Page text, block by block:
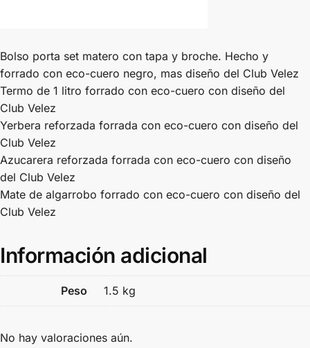
Bolso porta set matero con tapa y broche. Hecho y
forrado con eco-cuero negro, mas diseño del Club Velez
Termo de 1 litro forrado con eco-cuero con diseño del
Club Velez
Yerbera reforzada forrada con eco-cuero con diseño del
Club Velez
Azucarera reforzada forrada con eco-cuero con diseño
del Club Velez
Mate de algarrobo forrado con eco-cuero con diseño del
Club Velez
Información adicional
Peso 1.5 kg
No hay valoraciones aún.